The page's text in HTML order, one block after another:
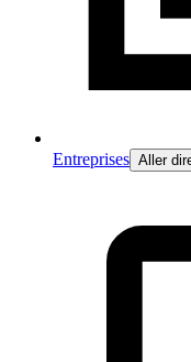
Entreprises Aller